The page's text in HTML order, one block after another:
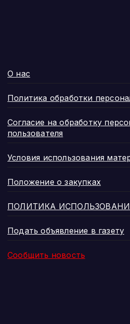
О нас
Политика обработки
Согласие на обработку
пользователя
Условия использования
Положение о закупках
ПОЛИТИКА
Подать объявление в газету
Сообщить новость